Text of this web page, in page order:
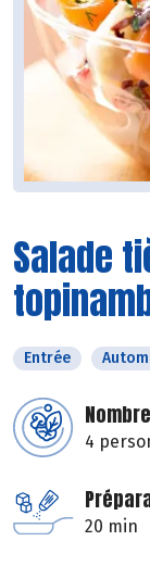
Salade
Entrée
4
20 min